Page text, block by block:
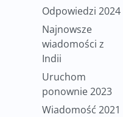
Odpowiedzi 2024
Najnowsze
wiadomości z
Indii
Uruchom
ponownie 2023
Wiadomość 2021